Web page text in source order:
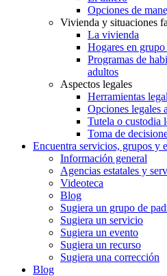
Opciones de
Vivienda y situaciones
La vivienda
Hogares en
Programas de
adultos
Aspectos legales
Herramientas
Opciones legales
Tutela o custodia
Toma de
Encuentra servicios, grupos y
Información general
Agencias estatales y
Videoteca
Blog
Sugiera un grupo de
Sugiera un servicio
Sugiera un evento
Sugiera un recurso
Sugiera una corrección
Blog